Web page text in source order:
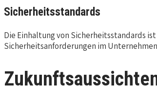
Sicherheitsstandards
Die Einhaltung von Sicherheitsstandards
Sicherheitsanforderungen im